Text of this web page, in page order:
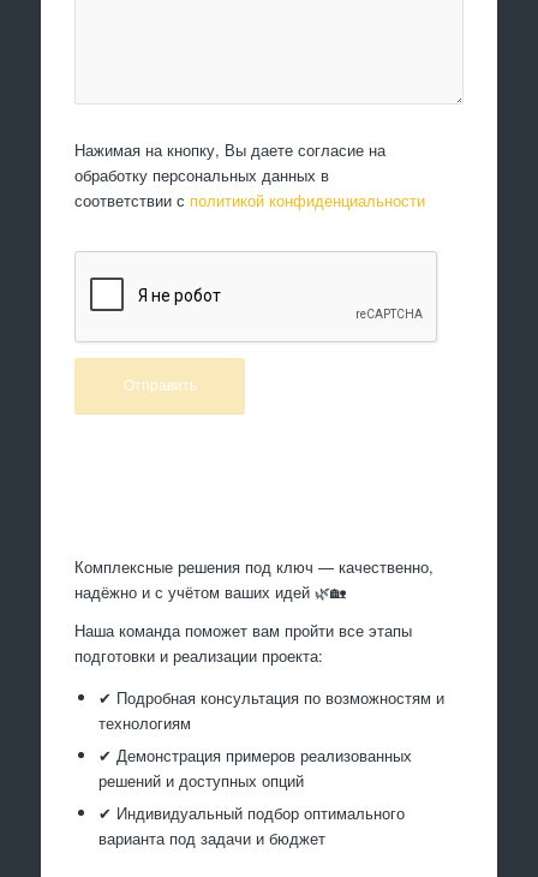
Нажимая на кнопку, Вы даете согласие на
обработку персональных данных в
соответствии с политикой конфиденциальности
Комплексные решения под ключ — качественно,
надёжно и с учётом ваших идей 🌿🏡
Наша команда поможет вам пройти все этапы
подготовки и реализации проекта:
✔ Подробная консультация по возможностям и
технологиям
✔ Демонстрация примеров реализованных
решений и доступных опций
✔ Индивидуальный подбор оптимального
варианта под задачи и бюджет